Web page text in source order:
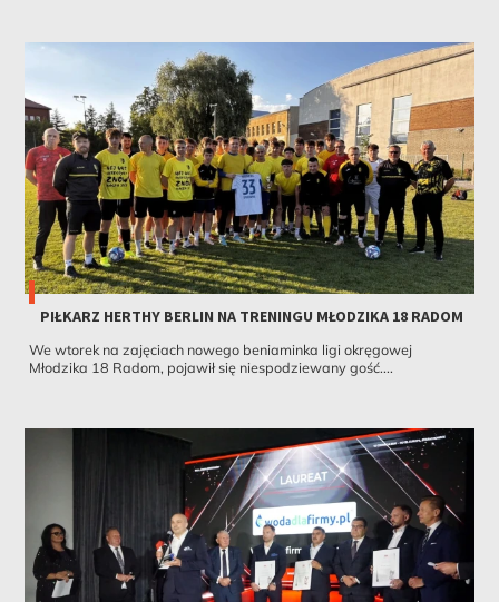
PIŁKARZ HERTHY BERLIN NA TRENINGU MŁODZIKA 18 RADOM
We wtorek na zajęciach nowego beniaminka ligi okręgowej
Młodzika 18 Radom, pojawił się niespodziewany gość....